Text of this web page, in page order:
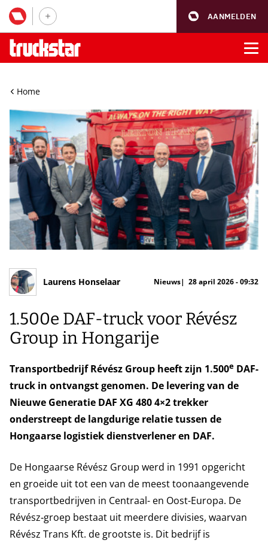
AANMELDEN
Home
Laurens Honselaar Nieuws 28 april 2026 - 09:32
1.500e DAF-truck voor Révész
Group in Hongarije
Transportbedrijf Révész Group heeft zijn 1.500e DAF-
truck in ontvangst genomen. De levering van de
Nieuwe Generatie DAF XG 480 4×2 trekker
onderstreept de langdurige relatie tussen de
Hongaarse logistiek dienstverlener en DAF.
De Hongaarse Révész Group werd in 1991 opgericht
en groeide uit tot een van de meest toonaangevende
transportbedrijven in Centraal- en Oost-Europa. De
Révész‑groep bestaat uit meerdere divisies, waarvan
Révész Trans Kft. de grootste is. Dit bedrijf is